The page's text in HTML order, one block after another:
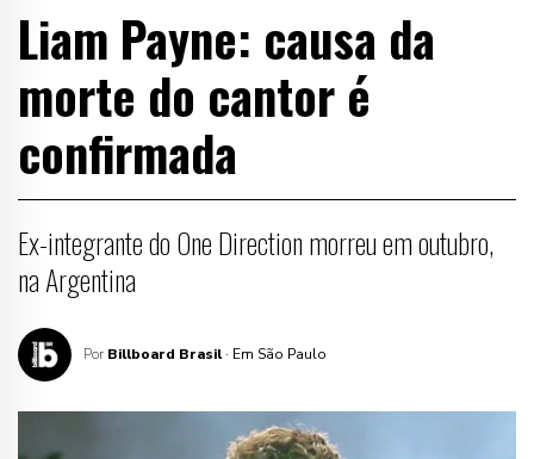
Liam Payne: causa da
morte do cantor é
confirmada
Ex-integrante do One Direction morreu em outubro,
na Argentina
Por Billboard Brasil · Em São Paulo